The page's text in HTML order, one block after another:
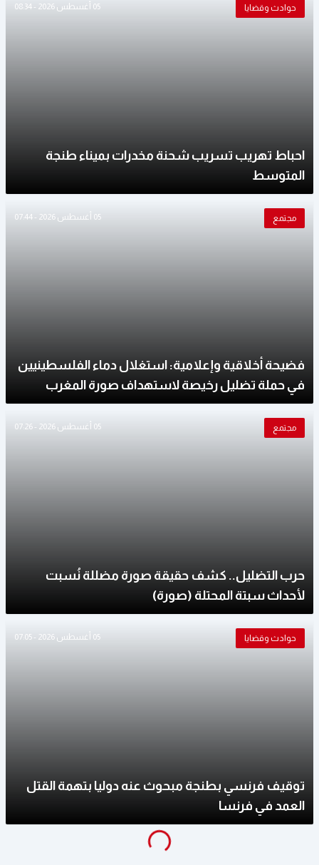
حوادث وقضايا 05 أغسطس 2026 - 08:34
احباط تهريب تسريب شحنة مخدرات بميناء طنجة
المتوسط
مجتمع 05 أغسطس 2026 - 07:44
فضيحة أخلاقية وإعلامية: استغلال دماء الفلسطينيين
في حملة تضليل رخيصة لاستهداف صورة المغرب
مجتمع 05 أغسطس 2026 - 07:26
حرب التضليل.. كشف حقيقة صورة مضللة نُسبت
لأحداث سبتة المحتلة (صورة)
حوادث وقضايا 05 أغسطس 2026 - 07:05
توقيف فرنسي بطنجة مبحوث عنه دوليا بتهمة القتل
العمد في فرنسا
Loading...